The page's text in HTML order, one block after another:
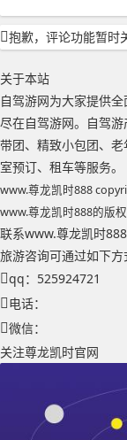
抱歉，评论功能暂时
关于本站
自驾游网为大家提供
尽在自驾游网。自驾
带团、精致小包团、
室预订、租车等服务。
www.尊龙凯时888
www.尊龙凯时888的版
联系www.尊龙凯时888
旅游咨询可通过如下方
qq：525924721
电话：
微信：
关注尊龙凯时官网